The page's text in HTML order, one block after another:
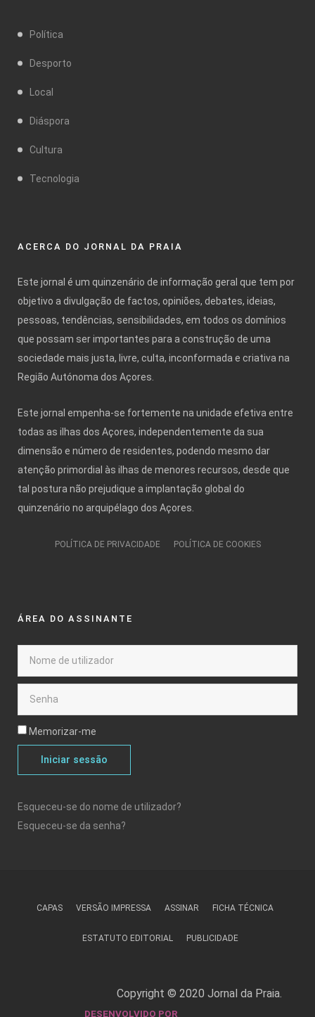
Política
Desporto
Local
Diáspora
Cultura
Tecnologia
ACERCA DO JORNAL DA PRAIA
Este jornal é um quinzenário de informação geral que tem por
objetivo a divulgação de factos, opiniões, debates, ideias,
pessoas, tendências, sensibilidades, em todos os domínios
que possam ser importantes para a construção de uma
sociedade mais justa, livre, culta, inconformada e criativa na
Região Autónoma dos Açores.
Este jornal empenha-se fortemente na unidade efetiva entre
todas as ilhas dos Açores, independentemente da sua
dimensão e número de residentes, podendo mesmo dar
atenção primordial às ilhas de menores recursos, desde que
tal postura não prejudique a implantação global do
quinzenário no arquipélago dos Açores.
POLÍTICA DE PRIVACIDADE POLÍTICA DE COOKIES
ÁREA DO ASSINANTE
Memorizar-me
Iniciar sessão
Esqueceu-se do nome de utilizador?
Esqueceu-se da senha?
CAPAS VERSÃO IMPRESSA ASSINAR FICHA TÉCNICA
ESTATUTO EDITORIAL PUBLICIDADE
Copyright © 2020 Jornal da Praia.
DESENVOLVIDO POR